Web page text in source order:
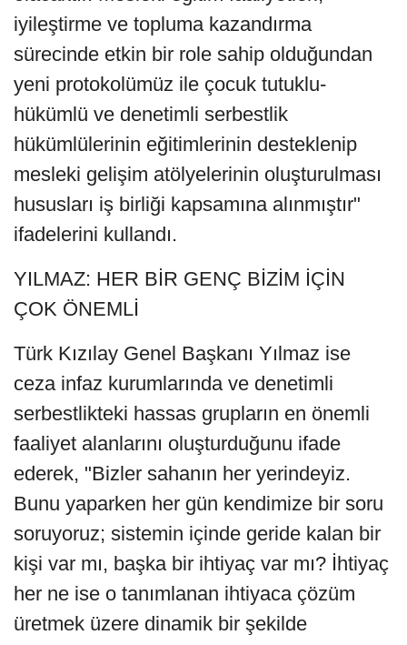
iyileştirme ve topluma kazandırma
sürecinde etkin bir role sahip olduğundan
yeni protokolümüz ile çocuk tutuklu-
hükümlü ve denetimli serbestlik
hükümlülerinin eğitimlerinin desteklenip
mesleki gelişim atölyelerinin oluşturulması
hususları iş birliği kapsamına alınmıştır"
ifadelerini kullandı.
YILMAZ: HER BİR GENÇ BİZİM İÇİN
ÇOK ÖNEMLİ
Türk Kızılay Genel Başkanı Yılmaz ise
ceza infaz kurumlarında ve denetimli
serbestlikteki hassas grupların en önemli
faaliyet alanlarını oluşturduğunu ifade
ederek, "Bizler sahanın her yerindeyiz.
Bunu yaparken her gün kendimize bir soru
soruyoruz; sistemin içinde geride kalan bir
kişi var mı, başka bir ihtiyaç var mı? İhtiyaç
her ne ise o tanımlanan ihtiyaca çözüm
üretmek üzere dinamik bir şekilde